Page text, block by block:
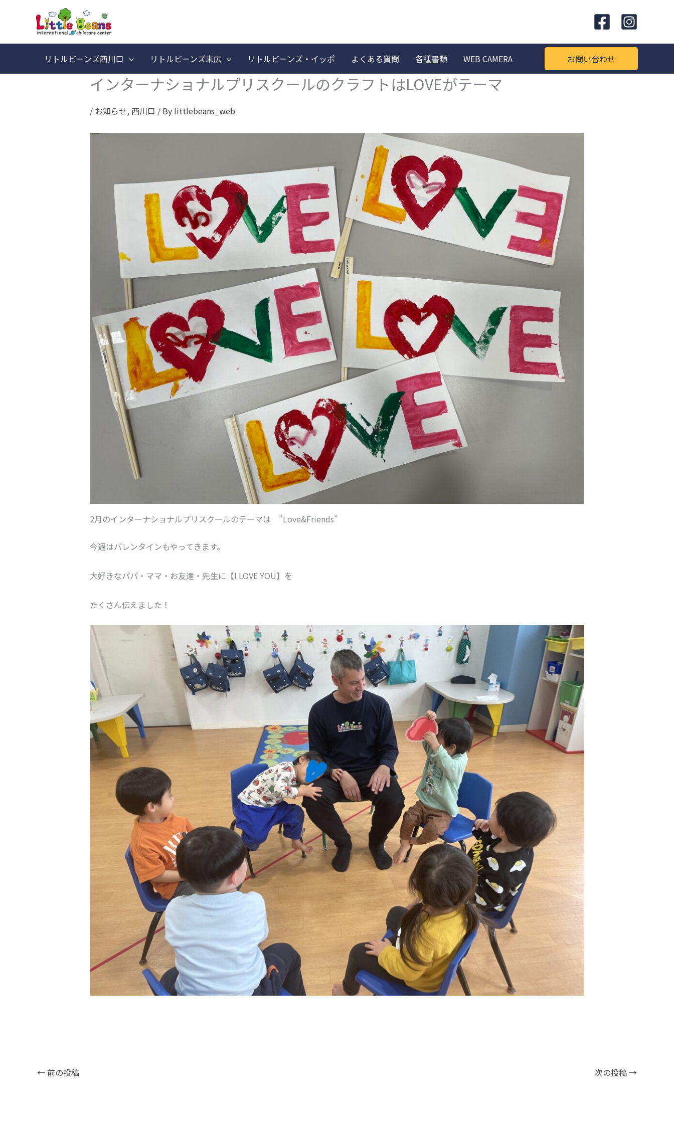
リトルビーンズ西川口 リトルビーンズ末広 リトルビーンズ・イッポ よくある質問 各種書類 WEB CAMERA お問い合わせ
インターナショナルプリスクールのクラフトはLOVEがテーマ
/ お知らせ, 西川口 / By littlebeans_web
2月のインターナショナルプリスクールのテーマは ”Love&Friends”
今週はバレンタインもやってきます。
大好きなパパ・ママ・お友達・先生に【I LOVE YOU】を
たくさん伝えました！
←前の投稿 次の投稿→